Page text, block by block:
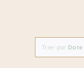
Trier par Date